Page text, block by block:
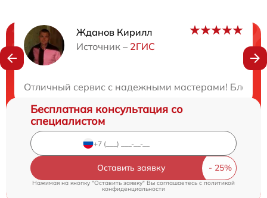
Жданов Кирилл
Источник – 2ГИС
Отличный сервис с надежными мастерами!
Нужна консультация?
Бесплатная консультация со
специалистом
Оставить заявку
Нажимая на кнопку "Оставить заявку" Вы соглашаетесь cполитикой
конфиденциальности